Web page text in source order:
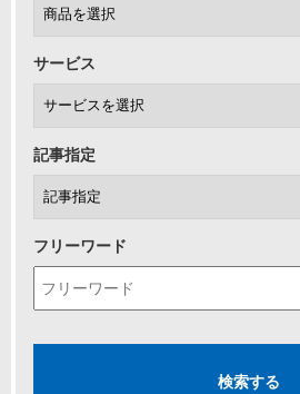
サービス
記事指定
フリーワード